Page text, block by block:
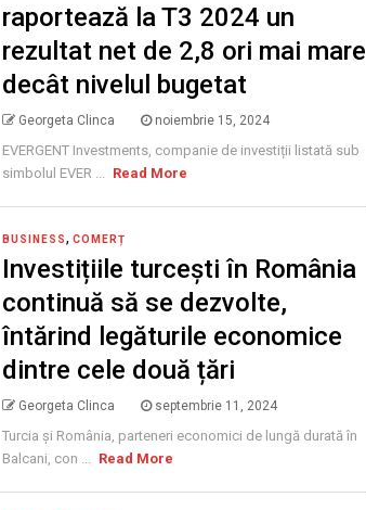
raportează la T3 2024 un
rezultat net de 2,8 ori mai mare
decât nivelul bugetat
Georgeta Clinca noiembrie 15, 2024
EVERGENT Investments, companie de investiții listată sub
simbolul EVER ... Read More
BUSINESS, COMERȚ
Investițiile turcești în România
continuă să se dezvolte,
întărind legăturile economice
dintre cele două țări
Georgeta Clinca septembrie 11, 2024
Turcia și România, parteneri economici de lungă durată în
Balcani, con ... Read More